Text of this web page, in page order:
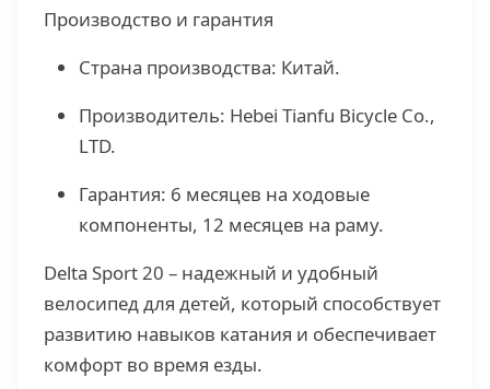
Производство и гарантия
Страна производства: Китай.
Производитель: Hebei Tianfu Bicycle Co.,
LTD.
Гарантия: 6 месяцев на ходовые
компоненты, 12 месяцев на раму.
Delta Sport 20 – надежный и удобный
велосипед для детей, который способствует
развитию навыков катания и обеспечивает
комфорт во время езды.